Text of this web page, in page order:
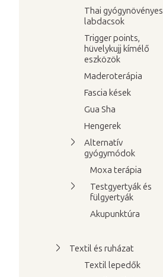
Thai gyógynövényes
labdacsok
Trigger points,
hüvelykujj kímélő
eszközök
Maderoterápia
Fascia kések
Gua Sha
Hengerek
Alternatív
gyógymódok
Moxa terápia
Testgyertyák és
fülgyertyák
Akupunktúra
Textil és ruházat
Textil lepedők